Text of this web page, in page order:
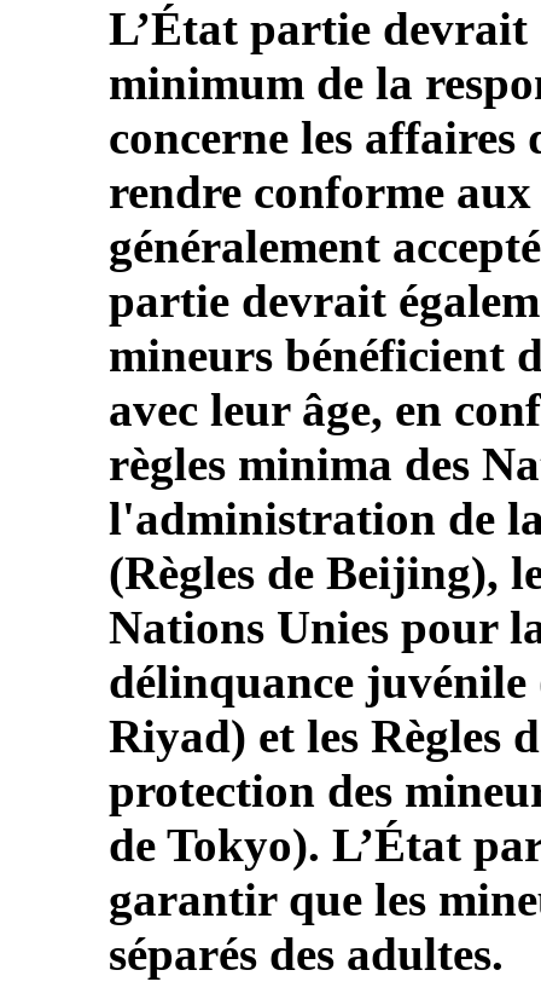
L’État partie devrait
minimum de la
concerne les affaires
rendre conforme
généralement
partie devrait
mineurs bénéficient
avec leur âge, en
règles minima des
l'administration de
(Règles de Beijing),
Nations Unies pour
délinquance
Riyad) et les Règles
protection des
de Tokyo). L’État
garantir que les
séparés des adultes.